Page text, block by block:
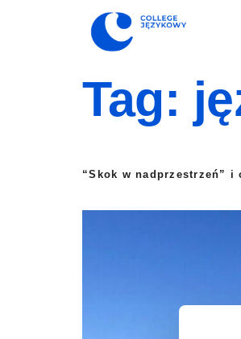
Tag:
“Skok w nadprzestrzeń” i